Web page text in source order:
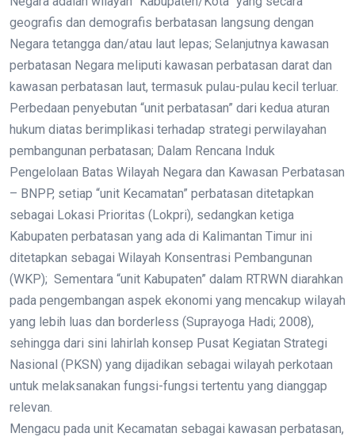
geografis dan demografis berbatasan langsung dengan
Negara tetangga dan/atau laut lepas; Selanjutnya kawasan
perbatasan Negara meliputi kawasan perbatasan darat dan
kawasan perbatasan laut, termasuk pulau-pulau kecil terluar.
Perbedaan penyebutan “unit perbatasan” dari kedua aturan
hukum diatas berimplikasi terhadap strategi perwilayahan
pembangunan perbatasan; Dalam Rencana Induk
Pengelolaan Batas Wilayah Negara dan Kawasan Perbatasan
– BNPP, setiap “unit Kecamatan” perbatasan ditetapkan
sebagai Lokasi Prioritas (Lokpri), sedangkan ketiga
Kabupaten perbatasan yang ada di Kalimantan Timur ini
ditetapkan sebagai Wilayah Konsentrasi Pembangunan
(WKP); Sementara “unit Kabupaten” dalam RTRWN diarahkan
pada pengembangan aspek ekonomi yang mencakup wilayah
yang lebih luas dan borderless (Suprayoga Hadi; 2008),
sehingga dari sini lahirlah konsep Pusat Kegiatan Strategi
Nasional (PKSN) yang dijadikan sebagai wilayah perkotaan
untuk melaksanakan fungsi-fungsi tertentu yang dianggap
relevan.
Mengacu pada unit Kecamatan sebagai kawasan perbatasan,